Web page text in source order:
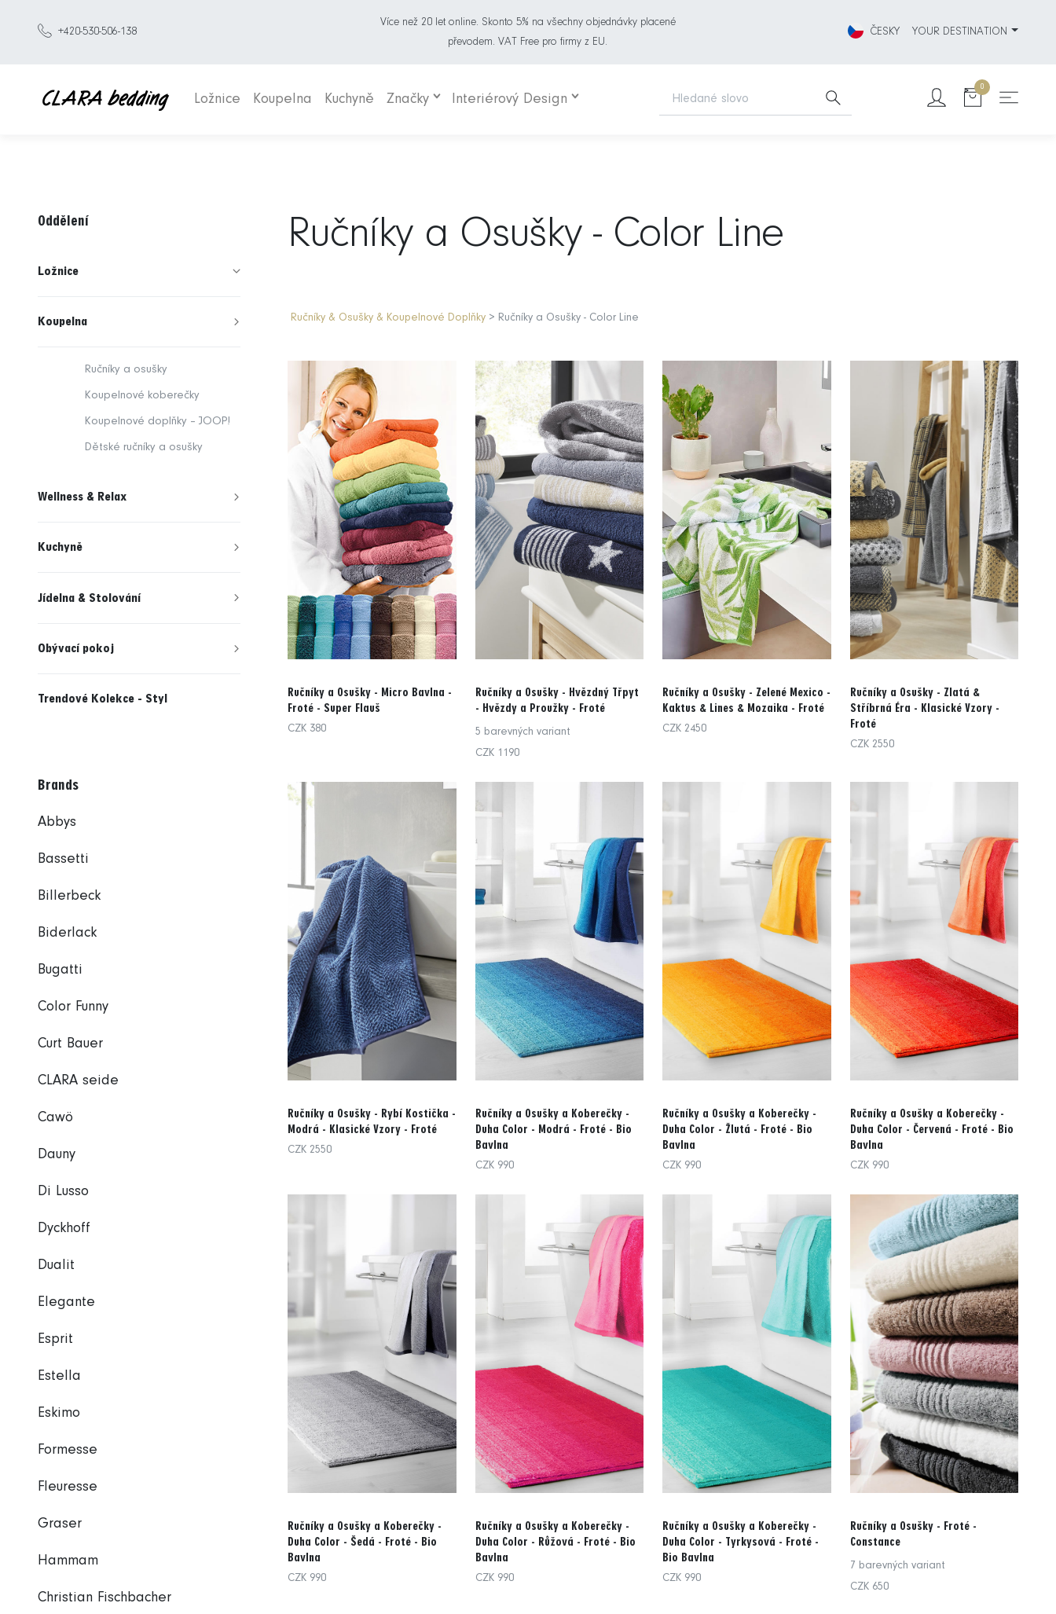
+420-530-506-138
Více než 20 let online. Skonto 5% na všechny objednávky placené
převodem. VAT Free pro firmy z EU.
ČESKY YOUR DESTINATION
Ložnice Koupelna Kuchyně Značky Interiérový Design
0
Ručníky a Osušky - Color Line
Ručníky & Osušky & Koupelnové Doplňky > Ručníky a Osušky - Color Line
Ručníky a Osušky - Micro Bavlna -
Froté - Super Flauš
CZK 380
Ručníky a Osušky - Hvězdný Třpyt
- Hvězdy a Proužky - Froté
5 barevných variant
CZK 1190
Ručníky a Osušky - Zelené Mexico -
Kaktus & Lines & Mozaika - Froté
CZK 2450
Ručníky a Osušky - Zlatá &
Stříbrná Éra - Klasické Vzory -
Froté
CZK 2550
Ručníky a Osušky - Rybí Kostička -
Modrá - Klasické Vzory - Froté
CZK 2550
Ručníky a Osušky a Koberečky -
Duha Color - Modrá - Froté - Bio
Bavlna
CZK 990
Ručníky a Osušky a Koberečky -
Duha Color - Žlutá - Froté - Bio
Bavlna
CZK 990
Ručníky a Osušky a Koberečky -
Duha Color - Červená - Froté - Bio
Bavlna
CZK 990
Ručníky a Osušky a Koberečky -
Duha Color - Šedá - Froté - Bio
Bavlna
CZK 990
Ručníky a Osušky a Koberečky -
Duha Color - Růžová - Froté - Bio
Bavlna
CZK 990
Ručníky a Osušky a Koberečky -
Duha Color - Tyrkysová - Froté -
Bio Bavlna
CZK 990
Ručníky a Osušky - Froté -
Constance
7 barevných variant
CZK 650
Oddělení
Ložnice
Koupelna
Ručníky a osušky
Koupelnové koberečky
Koupelnové doplňky – JOOP!
Dětské ručníky a osušky
Wellness & Relax
Kuchyně
Jídelna & Stolování
Obývací pokoj
Trendové Kolekce - Styl
Brands
Abbys
Bassetti
Billerbeck
Biderlack
Bugatti
Color Funny
Curt Bauer
CLARA seide
Cawö
Dauny
Di Lusso
Dyckhoff
Dualit
Elegante
Esprit
Estella
Eskimo
Formesse
Fleuresse
Graser
Hammam
Christian Fischbacher